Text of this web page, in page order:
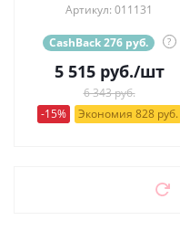
Артикул: 011131
CashBack 276 руб. ?
5 515руб./шт
6 343 руб.
-15%
Экономия 828 руб.